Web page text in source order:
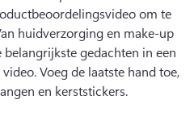
om te
huidverzorging en make-up
gedachten in een
Voeg de laatste hand toe,
en kerststickers.